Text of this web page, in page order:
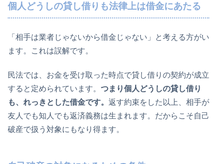
個人どうしの貸し借りも法律上は借金にあたる
「相手は業者じゃないから借金じゃない」と考える方がい
ます。これは誤解です。
民法では、お金を受け取った時点で貸し借りの契約が成立
すると定められています。 つまり個人どうしの貸し借り
も、れっきとした借金です。 返す約束をした以上、相手が
友人でも知人でも返済義務は生まれます。だからこそ自己
破産で扱う対象にもなり得ます。